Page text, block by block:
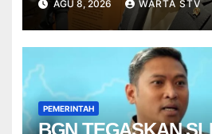
AGU 8, 2026 WARTA STV
PEMERINTAH
BGN TEGASKAN